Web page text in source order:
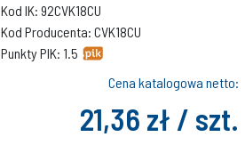
Kod IK: 92CVK18CU
Kod Producenta: CVK18CU
Punkty PIK: 1.5
Cena katalogowa netto:
21,36 zł / szt.